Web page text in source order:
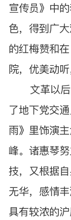
宣传员》中
色，得到广
的红梅赞和
院，优美动听
文革以后
了地下党交
雨》里饰演
峰。诸惠琴
技，又根据
无华，感情
具有较浓的